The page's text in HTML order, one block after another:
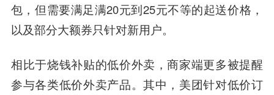
包，但需要满足满20元到25元不等的起送价格，
以及部分大额券只针对新用户。
相比于烧钱补贴的低价外卖，商家端更多被提醒
参与各类低价外卖产品。其中，美团针对低价订